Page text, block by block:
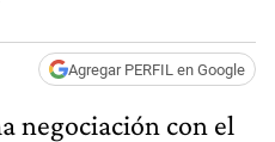
Agregar PERFIL en Google
negociación con el